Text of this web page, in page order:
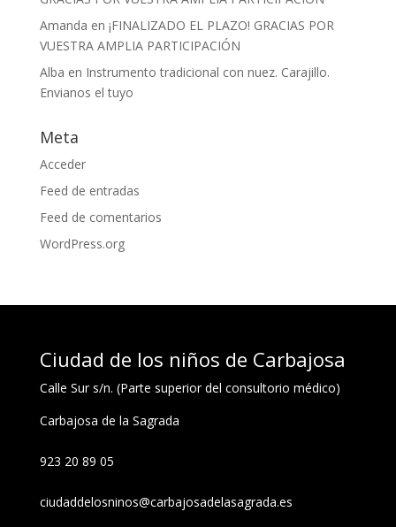
Amanda en ¡FINALIZADO EL PLAZO! GRACIAS POR
VUESTRA AMPLIA PARTICIPACIÓN
Alba en Instrumento tradicional con nuez. Carajillo.
Envianos el tuyo
Meta
Acceder
Feed de entradas
Feed de comentarios
WordPress.org
Ciudad de los niños de Carbajosa
Calle Sur s/n. (Parte superior del consultorio médico)
Carbajosa de la Sagrada
923 20 89 05
ciudaddelosninos@carbajosadelasagrada.es